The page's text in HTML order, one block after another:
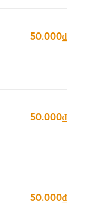
50.000₫
50.000₫
50.000₫